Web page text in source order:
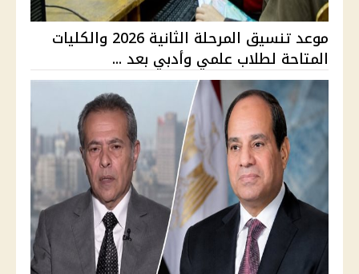
موعد تنسيق المرحلة الثانية 2026 والكليات
المتاحة لطلاب علمي وأدبي بعد ...